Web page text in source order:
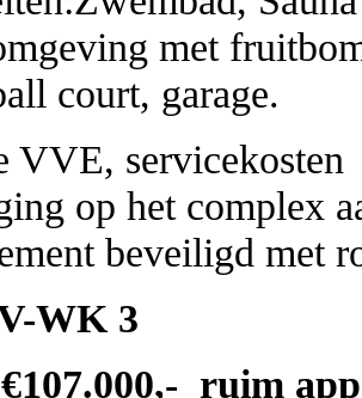
met
court, garage.
VVE, servicekosten
op het complex
beveiligd met
WK 3
ruim